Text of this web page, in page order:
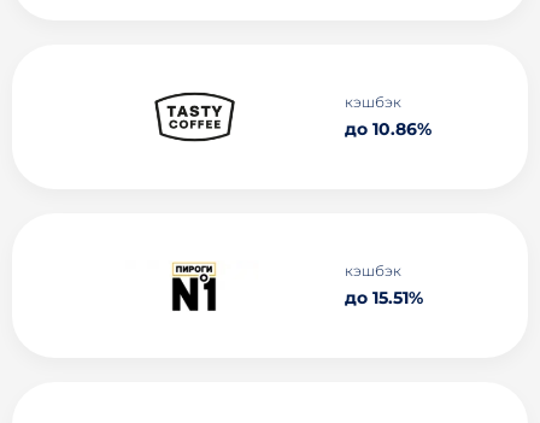
кэшбэк
до 10.86%
кэшбэк
до 15.51%